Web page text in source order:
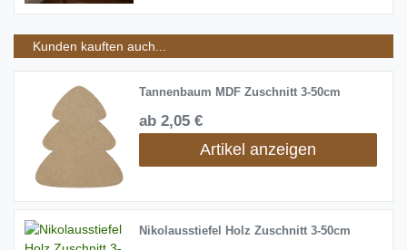
Kunden kauften auch...
Tannenbaum MDF Zuschnitt 3-50cm
ab 2,05 €
Artikel anzeigen
Nikolausstiefel Holz Zuschnitt 3-50cm